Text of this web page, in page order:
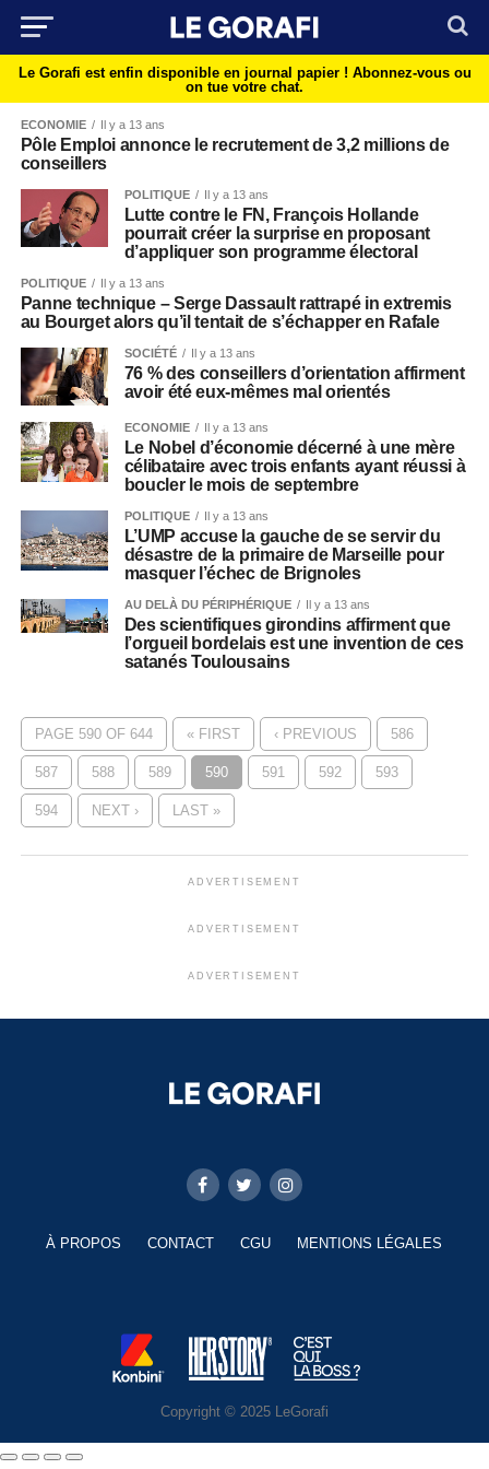
Le Gorafi est enfin disponible en journal papier ! Abonnez-vous ou
on tue votre chat.
ECONOMIE Il y a 13 ans
Pôle Emploi annonce le recrutement de 3,2 millions de
conseillers
POLITIQUE Il y a 13 ans
Lutte contre le FN, François Hollande
pourrait créer la surprise en proposant
d’appliquer son programme électoral
POLITIQUE Il y a 13 ans
Panne technique – Serge Dassault rattrapé in extremis
au Bourget alors qu’il tentait de s’échapper en Rafale
SOCIÉTÉ Il y a 13 ans
76 % des conseillers d’orientation affirment
avoir été eux-mêmes mal orientés
ECONOMIE Il y a 13 ans
Le Nobel d’économie décerné à une mère
célibataire avec trois enfants ayant réussi à
boucler le mois de septembre
POLITIQUE Il y a 13 ans
L’UMP accuse la gauche de se servir du
désastre de la primaire de Marseille pour
masquer l’échec de Brignoles
AU DELÀ DU PÉRIPHÉRIQUE Il y a 13 ans
Des scientifiques girondins affirment que
l’orgueil bordelais est une invention de ces
satanés Toulousains
PAGE 590 OF 644 « FIRST ‹ PREVIOUS 586
587 588 589 590 591 592 593
594 NEXT › LAST »
ADVERTISEMENT
ADVERTISEMENT
ADVERTISEMENT
À PROPOS CONTACT CGU MENTIONS LÉGALES
Copyright © 2025 LeGorafi